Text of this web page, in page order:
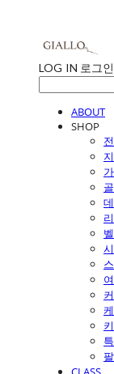
LOG IN 로그인
ABOUT
SHOP